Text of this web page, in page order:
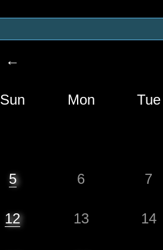
←
Sun Mon Tue
5 6 7
12 13 14